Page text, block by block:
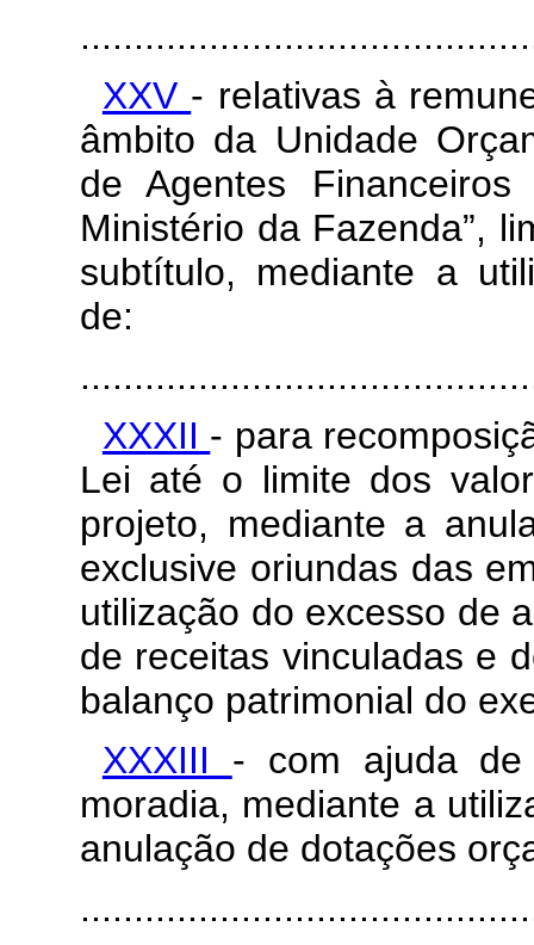
XXV - relativas à
âmbito da Unidade
de Agentes
Ministério da Fazenda”,
subtítulo, mediante a
de:
XXXII - para
Lei até o limite dos
projeto, mediante a
exclusive oriundas das
utilização do excesso de
de receitas vinculadas e
balanço patrimonial do
XXXIII - com ajuda
moradia, mediante a
anulação de dotações